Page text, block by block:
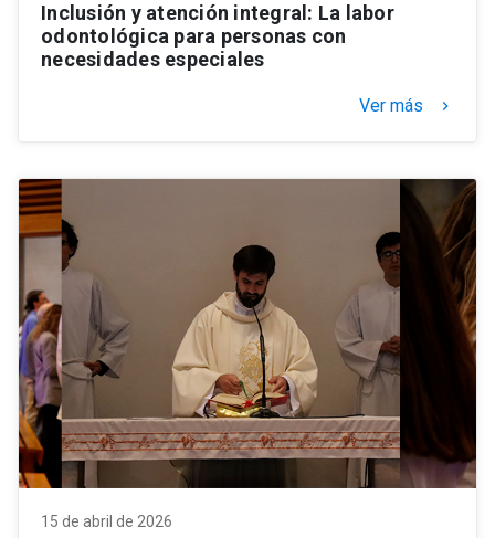
Inclusión y atención integral: La labor
odontológica para personas con
necesidades especiales
Ver más keyboard_arrow_right
15 de abril de 2026